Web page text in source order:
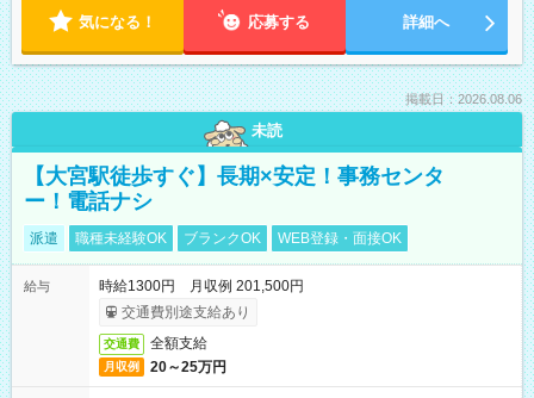
気になる！ 応募する 詳細へ
掲載日：2026.08.06
未読
【大宮駅徒歩すぐ】長期×安定！事務センタ
ー！電話ナシ
派遣 職種未経験OK ブランクOK WEB登録・面接OK
給与
時給1300円 月収例 201,500円
交通費別途支給あり
交通費 全額支給
月収例 20～25万円